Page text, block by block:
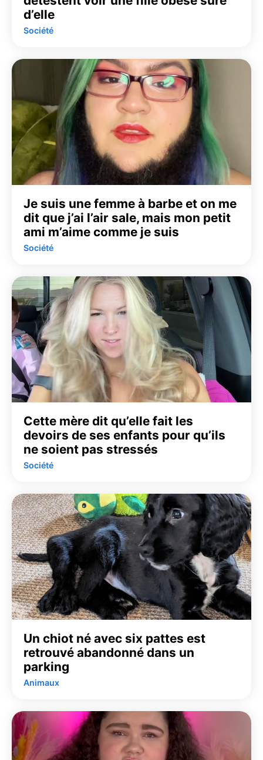
d’elle
Société
Je suis une femme à barbe et on me
dit que j’ai l’air sale, mais mon petit
ami m’aime comme je suis
Société
Cette mère dit qu’elle fait les
devoirs de ses enfants pour qu’ils
ne soient pas stressés
Société
Un chiot né avec six pattes est
retrouvé abandonné dans un
parking
Animaux